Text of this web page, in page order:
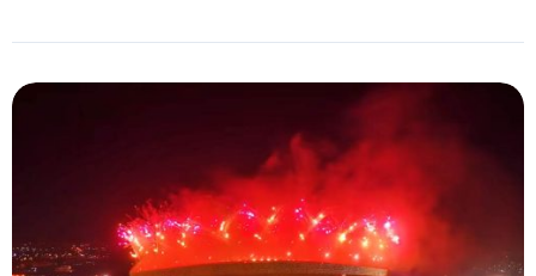
начин
за
ладење
фудбалерите
на